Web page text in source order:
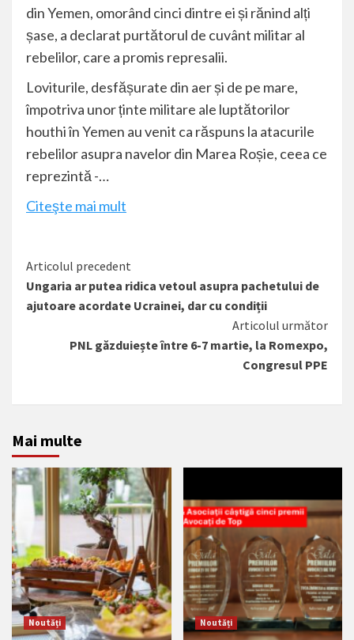
din Yemen, omorând cinci dintre ei și rănind alți
șase, a declarat purtătorul de cuvânt militar al
rebelilor, care a promis represalii.
Loviturile, desfășurate din aer și de pe mare,
împotriva unor ținte militare ale luptătorilor
houthi în Yemen au venit ca răspuns la atacurile
rebelilor asupra navelor din Marea Roșie, ceea ce
reprezintă -…
Citeşte mai mult
Citește
mai
mult
Articolul precedent
Ungaria ar putea ridica vetoul asupra pachetului de
ajutoare acordate Ucrainei, dar cu condiții
Articolul următor
PNL găzduiește între 6-7 martie, la Romexpo,
Congresul PPE
Mai multe
Noutăți Noutăți